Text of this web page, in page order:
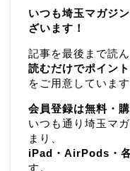
いつも埼玉マガジ
ざいます！
記事を最後まで読
読むだけでポイン
をご用意しています
会員登録は無料・購
いつも通り埼玉マ
まり、
iPad・AirPods・
す。